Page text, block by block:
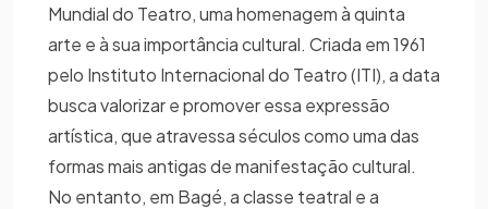
Mundial do Teatro, uma homenagem à quinta
arte e à sua importância cultural. Criada em 1961
pelo Instituto Internacional do Teatro (ITI), a data
busca valorizar e promover essa expressão
artística, que atravessa séculos como uma das
formas mais antigas de manifestação cultural.
No entanto, em Bagé, a classe teatral e a